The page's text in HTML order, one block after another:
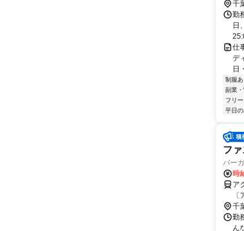
千
勤
日
仕
デ
日
制服あ
副業
フリ
平日
フ
バー
時
ア
ン
千
勤
ん